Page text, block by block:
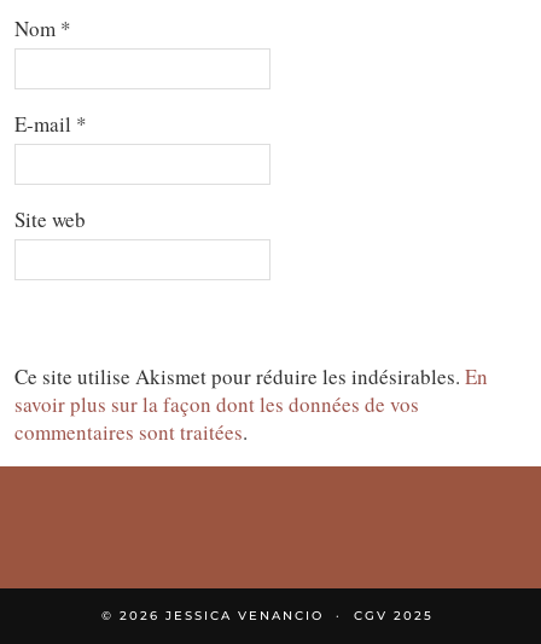
Nom *
E-mail *
Site web
Ce site utilise Akismet pour réduire les indésirables. En
savoir plus sur la façon dont les données de vos
commentaires sont traitées.
© 2026 JESSICA VENANCIO CGV 2025